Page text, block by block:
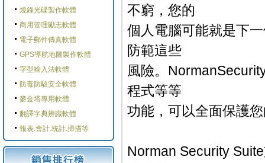
燒錄光碟製作軟體
商用管理勵志軟體
電子郵件傳真軟體
GPS導航地圖製作軟體
字型輸入法軟體
防毒防駭安全軟體
麥金塔專用軟體
翻譯字典辨識軟體
報表.會計.統計.掃描等
不窮，您的
個人電腦可能就是下
防範這些
風險。
程式等等
功能，可以全面保護
Norman Security